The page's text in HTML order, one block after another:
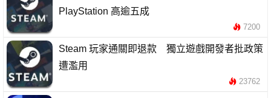
PlayStation 高逾五成
7200
Steam 玩家通關即退款 獨立遊戲開發者批政策
遭濫用
23762